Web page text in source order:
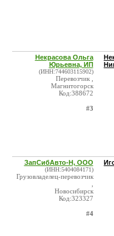
Некрасова Ольга
Юрьевна, ИП
(ИНН:744603115902)
Перевозчик ,
Магнитогорск
Код:388672
#3
ЗапСибАвто-Н, ООО
(ИНН:5404084171)
Грузовладелец-перевозчик
Новосибирск
Код:323327
#4